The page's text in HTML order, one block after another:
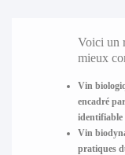
Voici un
mieux
Vin
encadré
identifiable
Vin
pratiques